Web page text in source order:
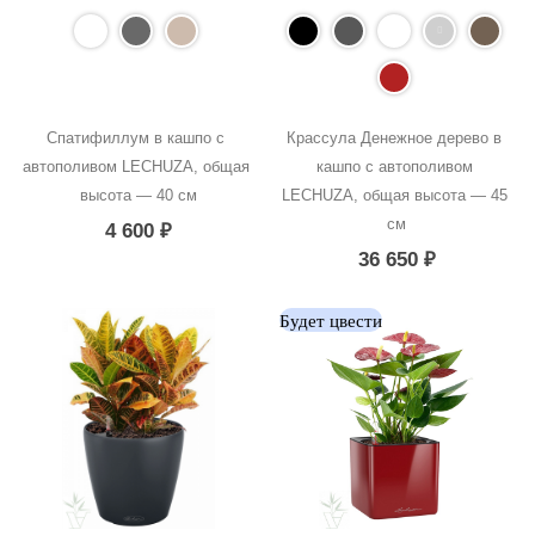
Спатифиллум в кашпо с
автополивом LECHUZA, общая
высота — 40 см
4 600 ₽
Крассула Денежное дерево в
кашпо с автополивом
LECHUZA, общая высота — 45
см
36 650 ₽
Будет цвести